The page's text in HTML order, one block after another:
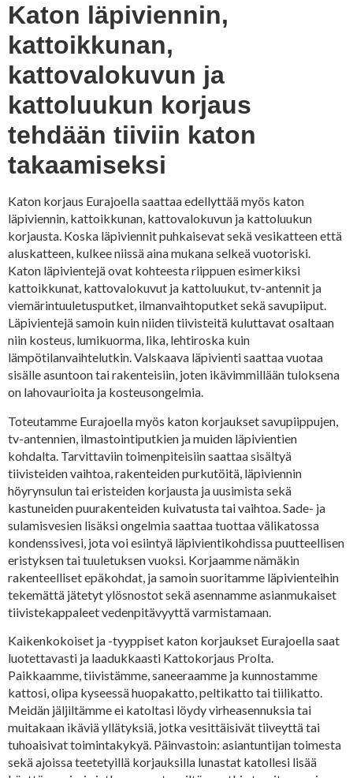
Katon läpiviennin,
kattoikkunan,
kattovalokuvun ja
kattoluukun korjaus
tehdään tiiviin katon
takaamiseksi
Katon korjaus Eurajoella saattaa edellyttää myös katon
läpiviennin, kattoikkunan, kattovalokuvun ja kattoluukun
korjausta. Koska läpiviennit puhkaisevat sekä vesikatteen että
aluskatteen, kulkee niissä aina mukana selkeä vuotoriski.
Katon läpivientejä ovat kohteesta riippuen esimerkiksi
kattoikkunat, kattovalokuvut ja kattoluukut, tv-antennit ja
viemärintuuletusputket, ilmanvaihtoputket sekä savupiiput.
Läpivientejä samoin kuin niiden tiivisteitä kuluttavat osaltaan
niin kosteus, lumikuorma, lika, lehtiroska kuin
lämpötilanvaihtelutkin. Valskaava läpivienti saattaa vuotaa
sisälle asuntoon tai rakenteisiin, joten ikävimmillään tuloksena
on lahovaurioita ja kosteusongelmia.
Toteutamme Eurajoella myös katon korjaukset savupiippujen,
tv-antennien, ilmastointiputkien ja muiden läpivientien
kohdalta. Tarvittaviin toimenpiteisiin saattaa sisältyä
tiivisteiden vaihtoa, rakenteiden purkutöitä, läpiviennin
höyrynsulun tai eristeiden korjausta ja uusimista sekä
kastuneiden puurakenteiden kuivatusta tai vaihtoa. Sade- ja
sulamisvesien lisäksi ongelmia saattaa tuottaa välikatossa
kondenssivesi, jota voi esiintyä läpivientikohdissa puutteellisen
eristyksen tai tuuletuksen vuoksi. Korjaamme nämäkin
rakenteelliset epäkohdat, ja samoin suoritamme läpivienteihin
tekemättä jätetyt ylösnostot sekä asennamme asianmukaiset
tiivistekappaleet vedenpitävyyttä varmistamaan.
Kaikenkokoiset ja -tyyppiset katon korjaukset Eurajoella saat
luotettavasti ja laadukkaasti Kattokorjaus Prolta.
Paikkaamme, tiivistämme, saneeraamme ja kunnostamme
kattosi, olipa kyseessä huopakatto, peltikatto tai tiilikatto.
Meidän jäljiltämme ei katoltasi löydy virheasennuksia tai
muitakaan ikäviä yllätyksiä, jotka vesittäisivät tiiveyttä tai
tuhoaisivat toimintakykyä. Päinvastoin: asiantuntijan toimesta
sekä ajoissa teetetyillä korjauksilla lunastat katollesi lisää